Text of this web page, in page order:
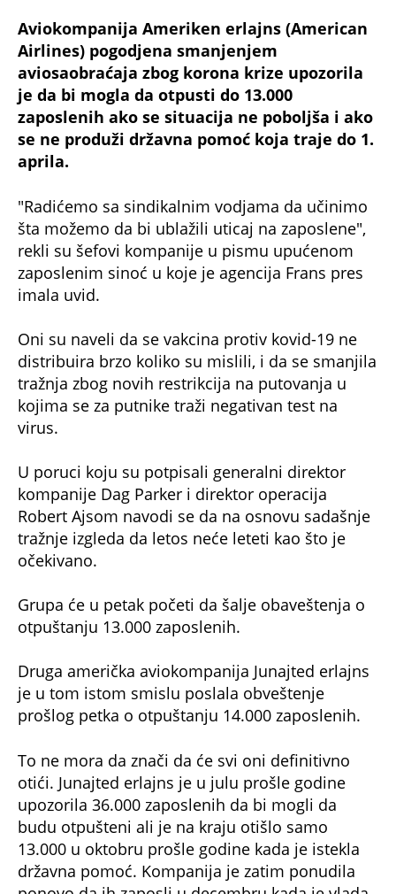
Aviokompanija Ameriken erlajns (American
Airlines) pogodjena smanjenjem
aviosaobraćaja zbog korona krize upozorila
je da bi mogla da otpusti do 13.000
zaposlenih ako se situacija ne poboljša i ako
se ne produži državna pomoć koja traje do 1.
aprila.
"Radićemo sa sindikalnim vodjama da učinimo
šta možemo da bi ublažili uticaj na zaposlene",
rekli su šefovi kompanije u pismu upućenom
zaposlenim sinoć u koje je agencija Frans pres
imala uvid.
Oni su naveli da se vakcina protiv kovid-19 ne
distribuira brzo koliko su mislili, i da se smanjila
tražnja zbog novih restrikcija na putovanja u
kojima se za putnike traži negativan test na
virus.
U poruci koju su potpisali generalni direktor
kompanije Dag Parker i direktor operacija
Robert Ajsom navodi se da na osnovu sadašnje
tražnje izgleda da letos neće leteti kao što je
očekivano.
Grupa će u petak početi da šalje obaveštenja o
otpuštanju 13.000 zaposlenih.
Druga američka aviokompanija Junajted erlajns
je u tom istom smislu poslala obveštenje
prošlog petka o otpuštanju 14.000 zaposlenih.
To ne mora da znači da će svi oni definitivno
otići. Junajted erlajns je u julu prošle godine
upozorila 36.000 zaposlenih da bi mogli da
budu otpušteni ali je na kraju otišlo samo
13.000 u oktobru prošle godine kada je istekla
državna pomoć. Kompanija je zatim ponudila